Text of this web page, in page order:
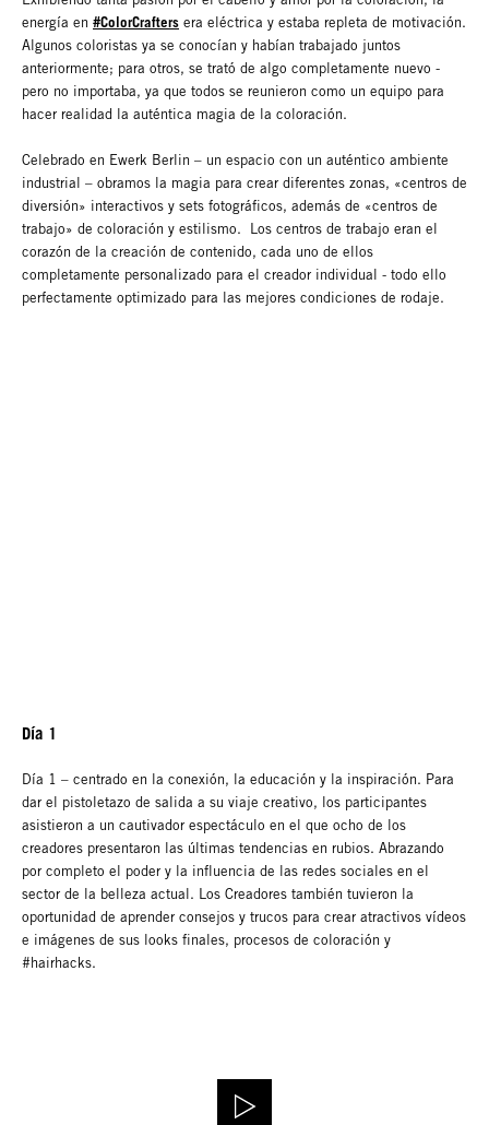
energía en #ColorCrafters era eléctrica y estaba repleta de motivación.
Algunos coloristas ya se conocían y habían trabajado juntos
anteriormente; para otros, se trató de algo completamente nuevo -
pero no importaba, ya que todos se reunieron como un equipo para
hacer realidad la auténtica magia de la coloración.
Celebrado en Ewerk Berlin – un espacio con un auténtico ambiente
industrial – obramos la magia para crear diferentes zonas, «centros de
diversión» interactivos y sets fotográficos, además de «centros de
trabajo» de coloración y estilismo. Los centros de trabajo eran el
corazón de la creación de contenido, cada uno de ellos
completamente personalizado para el creador individual - todo ello
perfectamente optimizado para las mejores condiciones de rodaje.
Día 1
Día 1 – centrado en la conexión, la educación y la inspiración. Para
dar el pistoletazo de salida a su viaje creativo, los participantes
asistieron a un cautivador espectáculo en el que ocho de los
creadores presentaron las últimas tendencias en rubios. Abrazando
por completo el poder y la influencia de las redes sociales en el
sector de la belleza actual. Los Creadores también tuvieron la
oportunidad de aprender consejos y trucos para crear atractivos vídeos
e imágenes de sus looks finales, procesos de coloración y
#hairhacks.